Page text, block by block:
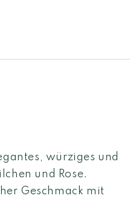
würziges und
und Rose.
Geschmack mit